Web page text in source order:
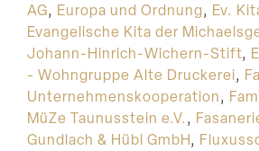
AG, Europa und Ordnung, Ev.
Evangelische Kita der
Johann-Hinrich-Wichern-Stift,
- Wohngruppe Alte Druckerei,
Unternehmenskooperation,
MüZe Taunusstein e.V.,
Gundlach & Hübl GmbH,